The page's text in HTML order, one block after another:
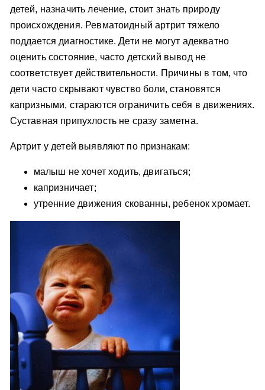
детей, назначить лечение, стоит знать природу
происхождения. Ревматоидный артрит тяжело
поддается диагностике. Дети не могут адекватно
оценить состояние, часто детский вывод не
соответствует действительности. Причины в том, что
дети часто скрывают чувство боли, становятся
капризными, стараются ограничить себя в движениях.
Суставная припухлость не сразу заметна.
Артрит у детей выявляют по признакам:
малыш не хочет ходить, двигаться;
капризничает;
утренние движения скованны, ребенок хромает.